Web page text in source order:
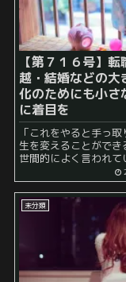
【第７１６号】転
越・結婚などの大
化のためにも小さ
に着目を
「これをやると手っ
生を変えることができる
世間的によく言われて
場合は 転職 かもしれません。
例えば、今、年収４０
働いている人が、...
未分類